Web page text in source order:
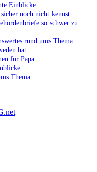
Einblicke
noch nicht kennst
so schwer zu
rund ums Thema
hat
für Papa
Thema